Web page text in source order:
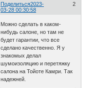
Поделиться 2
2023-
03-28 00:30:58
Можно сделать в каком-
нибудь салоне, но там не
будет гарантии, что все
сделано качественно. Я у
знакомых делал
шумоизоляцию и перетяжку
салона на Тойоте Камри. Так
надежней.